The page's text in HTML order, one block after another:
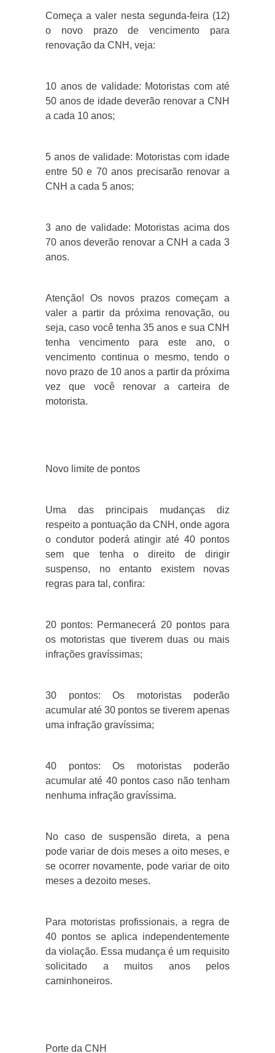
Começa a valer nesta segunda-feira (12)
o novo prazo de vencimento para
renovação da CNH, veja:
10 anos de validade: Motoristas com até
50 anos de idade deverão renovar a CNH
a cada 10 anos;
5 anos de validade: Motoristas com idade
entre 50 e 70 anos precisarão renovar a
CNH a cada 5 anos;
3 ano de validade: Motoristas acima dos
70 anos deverão renovar a CNH a cada 3
anos.
Atenção! Os novos prazos começam a
valer a partir da próxima renovação, ou
seja, caso você tenha 35 anos e sua CNH
tenha vencimento para este ano, o
vencimento continua o mesmo, tendo o
novo prazo de 10 anos a partir da próxima
vez que você renovar a carteira de
motorista.
Novo limite de pontos
Uma das principais mudanças diz
respeito a pontuação da CNH, onde agora
o condutor poderá atingir até 40 pontos
sem que tenha o direito de dirigir
suspenso, no entanto existem novas
regras para tal, confira:
20 pontos: Permanecerá 20 pontos para
os motoristas que tiverem duas ou mais
infrações gravíssimas;
30 pontos: Os motoristas poderão
acumular até 30 pontos se tiverem apenas
uma infração gravíssima;
40 pontos: Os motoristas poderão
acumular até 40 pontos caso não tenham
nenhuma infração gravíssima.
No caso de suspensão direta, a pena
pode variar de dois meses a oito meses, e
se ocorrer novamente, pode variar de oito
meses a dezoito meses.
Para motoristas profissionais, a regra de
40 pontos se aplica independentemente
da violação. Essa mudança é um requisito
solicitado a muitos anos pelos
caminhoneiros.
Porte da CNH